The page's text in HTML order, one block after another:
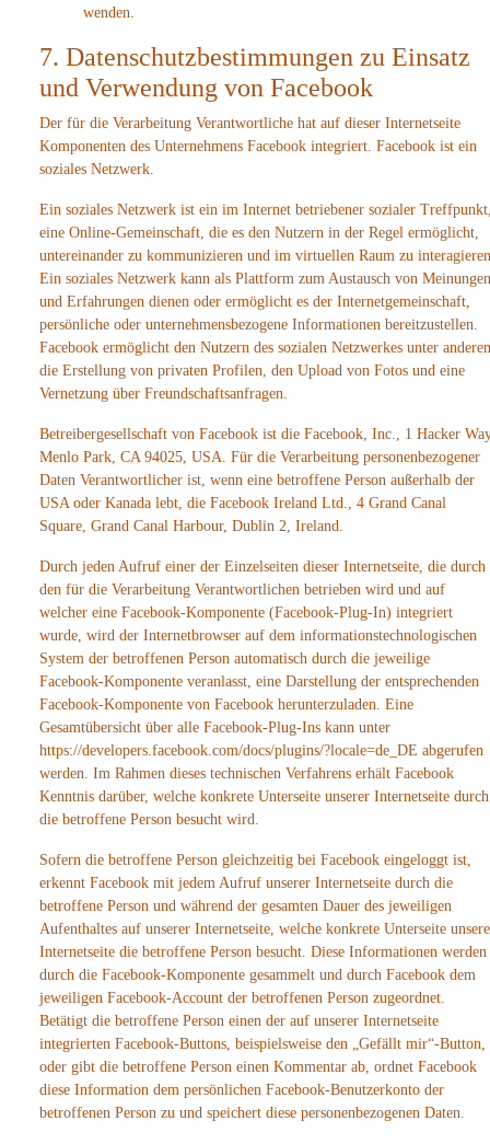
wenden.
7. Datenschutzbestimmungen zu Einsatz
und Verwendung von Facebook
Der für die Verarbeitung Verantwortliche hat auf dieser Internetseite
Komponenten des Unternehmens Facebook integriert. Facebook ist ein
soziales Netzwerk.
Ein soziales Netzwerk ist ein im Internet betriebener sozialer
eine Online-Gemeinschaft, die es den Nutzern in der Regel ermöglicht,
untereinander zu kommunizieren und im virtuellen Raum zu
Ein soziales Netzwerk kann als Plattform zum Austausch von Meinungen
und Erfahrungen dienen oder ermöglicht es der Internetgemeinschaft,
persönliche oder unternehmensbezogene Informationen bereitzustellen.
Facebook ermöglicht den Nutzern des sozialen Netzwerkes unter
die Erstellung von privaten Profilen, den Upload von Fotos und eine
Vernetzung über Freundschaftsanfragen.
Betreibergesellschaft von Facebook ist die Facebook, Inc., 1 Hacker
Menlo Park, CA 94025, USA. Für die Verarbeitung personenbezogener
Daten Verantwortlicher ist, wenn eine betroffene Person außerhalb der
USA oder Kanada lebt, die Facebook Ireland Ltd., 4 Grand Canal
Square, Grand Canal Harbour, Dublin 2, Ireland.
Durch jeden Aufruf einer der Einzelseiten dieser Internetseite, die durch
den für die Verarbeitung Verantwortlichen betrieben wird und auf
welcher eine Facebook-Komponente (Facebook-Plug-In) integriert
wurde, wird der Internetbrowser auf dem informationstechnologischen
System der betroffenen Person automatisch durch die jeweilige
Facebook-Komponente veranlasst, eine Darstellung der entsprechenden
Facebook-Komponente von Facebook herunterzuladen. Eine
Gesamtübersicht über alle Facebook-Plug-Ins kann unter
https://developers.facebook.com/docs/plugins/?locale=de_DE abgerufen
werden. Im Rahmen dieses technischen Verfahrens erhält Facebook
Kenntnis darüber, welche konkrete Unterseite unserer Internetseite durch
die betroffene Person besucht wird.
Sofern die betroffene Person gleichzeitig bei Facebook eingeloggt ist,
erkennt Facebook mit jedem Aufruf unserer Internetseite durch die
betroffene Person und während der gesamten Dauer des jeweiligen
Aufenthaltes auf unserer Internetseite, welche konkrete Unterseite
Internetseite die betroffene Person besucht. Diese Informationen werden
durch die Facebook-Komponente gesammelt und durch Facebook dem
jeweiligen Facebook-Account der betroffenen Person zugeordnet.
Betätigt die betroffene Person einen der auf unserer Internetseite
integrierten Facebook-Buttons, beispielsweise den „Gefällt mir“-Button,
oder gibt die betroffene Person einen Kommentar ab, ordnet Facebook
diese Information dem persönlichen Facebook-Benutzerkonto der
betroffenen Person zu und speichert diese personenbezogenen Daten.